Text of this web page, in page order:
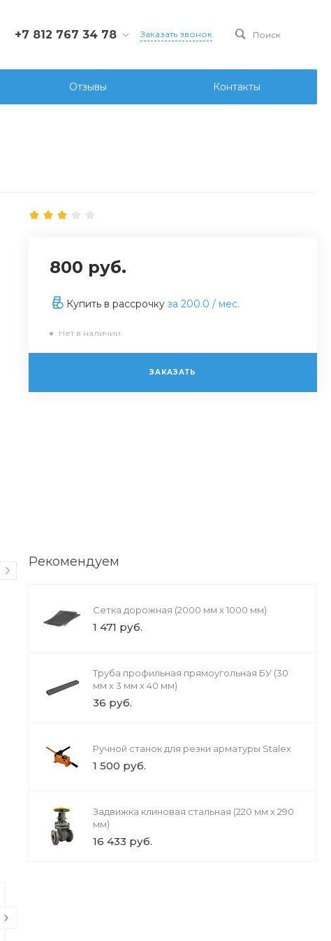
+7 812 767 34 78
г. Санкт-Петербург, Ул.
Седова д.107 лит. А, офис
206
Заказать звонок Поиск
Отзывы Контакты
800 руб.
Купить в рассрочку за 200.0 / мес.
Нет в наличии
ЗАКАЗАТЬ
Рекомендуем
Сетка дорожная (2000 мм х 1000 мм)
1 471 руб.
Труба профильная прямоугольная БУ (30
мм х 3 мм х 40 мм)
36 руб.
Ручной станок для резки арматуры Stalex
1 500 руб.
Задвижка клиновая стальная (220 мм х 290
мм)
16 433 руб.